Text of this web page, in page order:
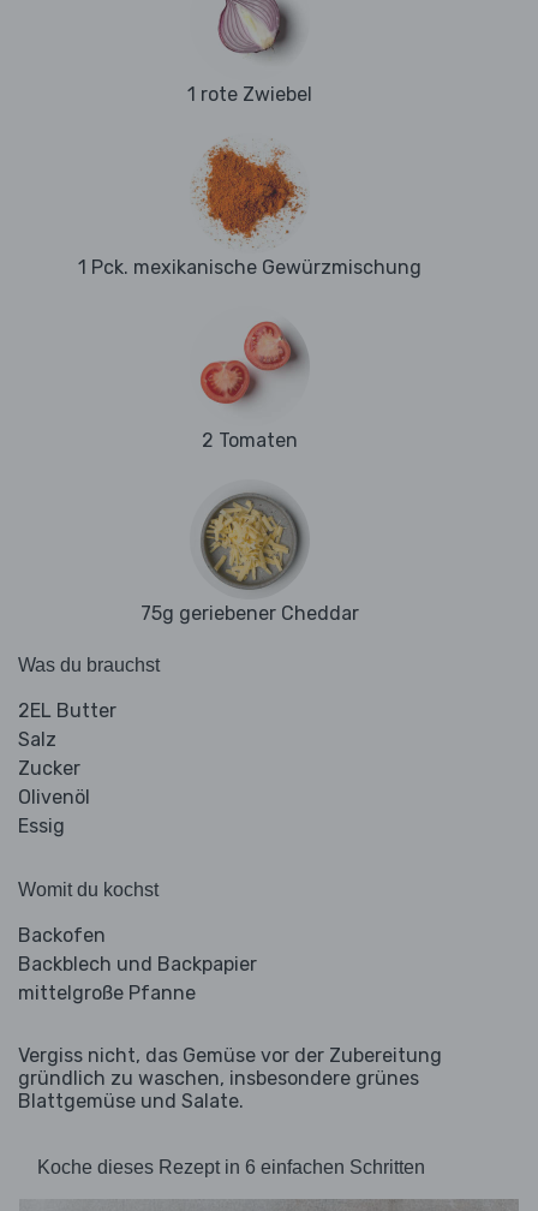
1 rote Zwiebel
1 Pck. mexikanische Gewürzmischung
2 Tomaten
75g geriebener Cheddar
Was du brauchst
2EL Butter
Salz
Zucker
Olivenöl
Essig
Womit du kochst
Backofen
Backblech und Backpapier
mittelgroße Pfanne
Vergiss nicht, das Gemüse vor der Zubereitung
gründlich zu waschen, insbesondere grünes
Blattgemüse und Salate.
Koche dieses Rezept in 6 einfachen Schritten